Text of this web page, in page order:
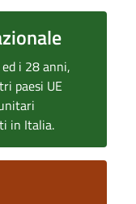
i 28 anni,
paesi UE
in Italia.